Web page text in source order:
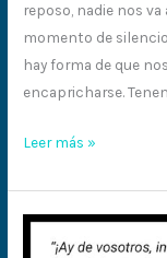
reposo, nadie nos
momento de
hay forma de que
encapricharse.
Leer más »
Si